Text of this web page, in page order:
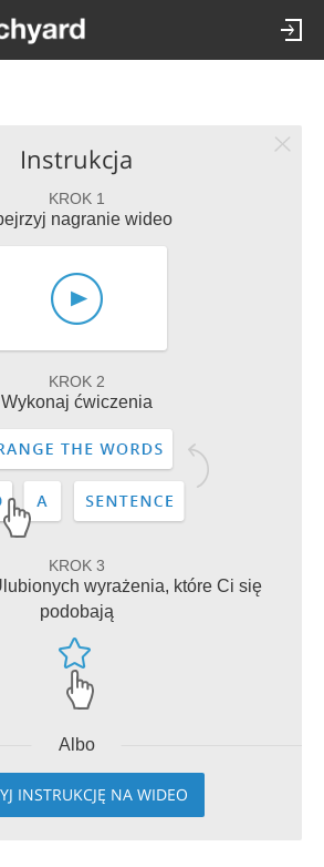
Instrukcja
KROK 1
nagranie wideo
KROK 2
Wykonaj ćwiczenia
KROK 3
wyrażenia, które Ci się
podobają
Albo
INSTRUKCJĘ NA WIDEO